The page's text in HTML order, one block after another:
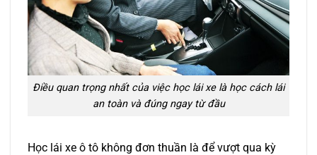
Điều quan trọng nhất của việc học lái xe là học cách lái
an toàn và đúng ngay từ đầu
Học lái xe ô tô không đơn thuần là để vượt qua kỳ